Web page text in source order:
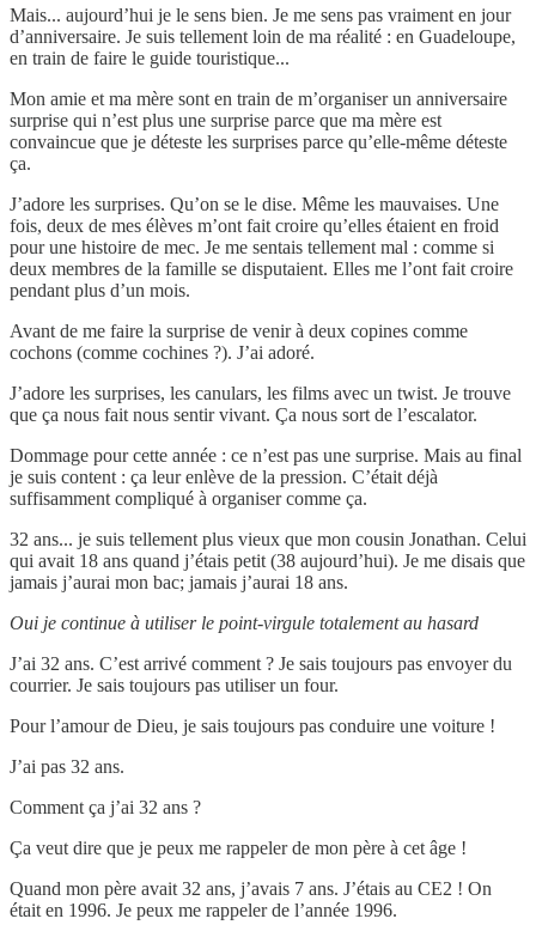
Mais... aujourd’hui je le sens bien. Je me sens pas vraiment en jour
d’anniversaire. Je suis tellement loin de ma réalité : en Guadeloupe,
en train de faire le guide touristique...
Mon amie et ma mère sont en train de m’organiser un anniversaire
surprise qui n’est plus une surprise parce que ma mère est
convaincue que je déteste les surprises parce qu’elle-même déteste
ça.
J’adore les surprises. Qu’on se le dise. Même les mauvaises. Une
fois, deux de mes élèves m’ont fait croire qu’elles étaient en froid
pour une histoire de mec. Je me sentais tellement mal : comme si
deux membres de la famille se disputaient. Elles me l’ont fait croire
pendant plus d’un mois.
Avant de me faire la surprise de venir à deux copines comme
cochons (comme cochines ?). J’ai adoré.
J’adore les surprises, les canulars, les films avec un twist. Je trouve
que ça nous fait nous sentir vivant. Ça nous sort de l’escalator.
Dommage pour cette année : ce n’est pas une surprise. Mais au final
je suis content : ça leur enlève de la pression. C’était déjà
suffisamment compliqué à organiser comme ça.
32 ans... je suis tellement plus vieux que mon cousin Jonathan. Celui
qui avait 18 ans quand j’étais petit (38 aujourd’hui). Je me disais que
jamais j’aurai mon bac; jamais j’aurai 18 ans.
Oui je continue à utiliser le point-virgule totalement au hasard
J’ai 32 ans. C’est arrivé comment ? Je sais toujours pas envoyer du
courrier. Je sais toujours pas utiliser un four.
Pour l’amour de Dieu, je sais toujours pas conduire une voiture !
J’ai pas 32 ans.
Comment ça j’ai 32 ans ?
Ça veut dire que je peux me rappeler de mon père à cet âge !
Quand mon père avait 32 ans, j’avais 7 ans. J’étais au CE2 ! On
était en 1996. Je peux me rappeler de l’année 1996.